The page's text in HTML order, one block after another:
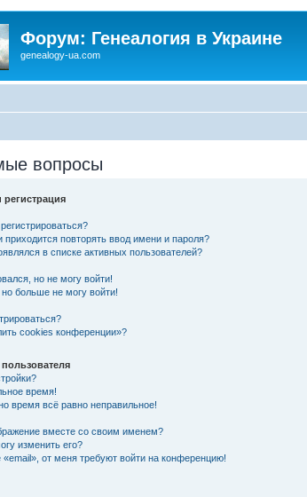
Форум: Генеалогия в Украине
genealogy-ua.com
вопросы
повторять ввод имени и пароля?
в списке активных пользователей?
но не могу войти!
больше не могу войти!
cookies конференции»?
время!
время всё равно неправильное!
вместе со своим именем?
изменить его?
от меня требуют войти на конференцию!